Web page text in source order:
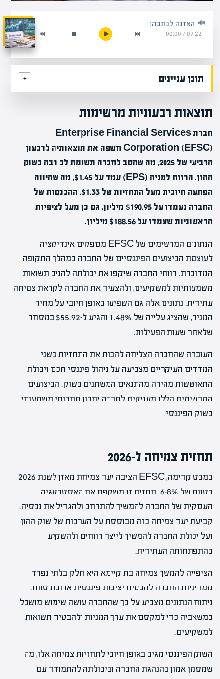
האזנה לכתבה:
07:22
/
00:00
תוכן עניינים
תוצאות רבעוניות מרשימות
חברת Enterprise Financial Services
Corporation (EFSC) חשפה את תוצאותיה לרבעון
הרביעי של 2025, מה שהסב לחברה תשומת לב רבה בשוק
ההון. הרווח למניה (EPS) עמד על $1.45, מה שהיווה
הפתעה חיובית מעל התחזיות של $1.33. ההכנסות של
החברה נעמדו על $190.95 מיליון, גם כן מעל לציפיות
הראשוניות שעמדו על $188.56 מיליון.
הנתונים המרשימים של EFSC מספקים אינדיקציה
לעוצמת הביצועים הפיננסיים של החברה במהלך התקופה
המדוברת. רווחי החברה שיקפו את יכולתה להניב תשואות
משמעותיות למשקיעים, ולהצעיד את החברה לקראת צמיחה
עתידית. נתונים אלה גם השפיעו באופן חיובי על מחיר
המניה, שהציג עלייה של 1.48% והגיע ל-$55.92 במסחר
שלאחר שעות הפעילות.
העובדה שהחברה הצליחה להכות את התחזיות בשני
המדדים העיקריים מצביעה על ניהול פיננסי חכם ויכולת
התאוששות מהירה מהתנאים המשתנים בשוק. הביצועים
המרשימים הללו מעניקים לחברה יתרון תחרותי משמעותי
בשוק הפיננסי.
תחזית צמיחה ל-2026
במבט קדימה, EFSC הציבה יעד צמיחת מאזן לשנת 2026
בטווח של 6-8%. תחזית זו משקפת את האסטרטגיה
העסקית של החברה להמשיך להתרחב ולהגדיל את נכסיה.
קביעת יעד צמיחה כזה מבוססת על הערכות של שוק ההון
ועל יכולת החברה להמשיך לייצר רווחים ולהשקיע
בהתפתחותה העתידית.
הציפייה להמשך צמיחה בת קיימא היא חלק בלתי נפרד
ממדיניות החברה להבטיח יציבות פיננסית ארוכת טווח.
ניתוח הנתונים מצביע על כך שהחברה עושה שימוש מושכל
במשאביה כדי למקסם את ערך המניות ולהבטיח תשואות
למשקיעים.
השוק הפיננסי מגיב באופן חיובי לתחזיות צמיחה אלו, מה
שמסמן אמון בהנהגת החברה וביכולתה להתמודד עם